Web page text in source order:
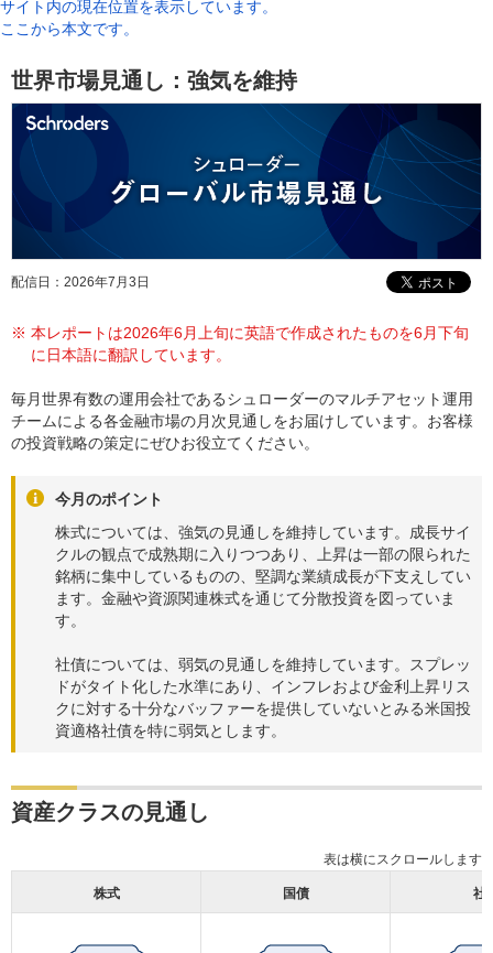
サイト内の現在位置を表示しています。
ここから本文です。
世界市場見通し：強気を維持
配信日：2026年7月3日
※ 本レポートは2026年6月上旬に英語で作成されたものを6月下旬
に日本語に翻訳しています。
毎月世界有数の運用会社であるシュローダーのマルチアセット運用
チームによる各金融市場の月次見通しをお届けしています。お客様
の投資戦略の策定にぜひお役立てください。
今月のポイント
株式については、強気の見通しを維持しています。成長サイ
クルの観点で成熟期に入りつつあり、上昇は一部の限られた
銘柄に集中しているものの、堅調な業績成長が下支えしてい
ます。金融や資源関連株式を通じて分散投資を図っていま
す。
社債については、弱気の見通しを維持しています。スプレッ
ドがタイト化した水準にあり、インフレおよび金利上昇リス
クに対する十分なバッファーを提供していないとみる米国投
資適格社債を特に弱気とします。
資産クラスの見通し
株式 国債 社